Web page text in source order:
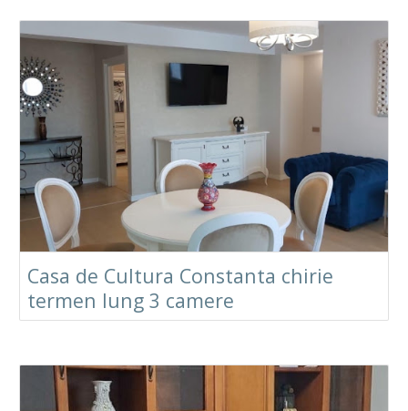
Casa de Cultura Constanta chirie
termen lung 3 camere